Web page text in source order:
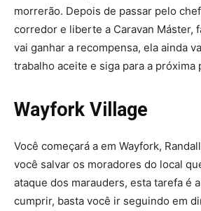
morrerão. Depois de passar pelo
corredor e liberte a Caravan Máster,
vai ganhar a recompensa, ela ainda
trabalho aceite e siga para a próxima
Wayfork Village
Você começará a em Wayfork,
você salvar os moradores do local
ataque dos marauders, esta tarefa é
cumprir, basta você ir seguindo em